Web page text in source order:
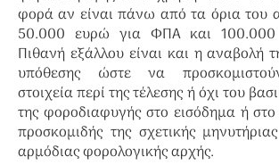
φορά αν είναι πάνω από τα όρια του
50.000 ευρώ για ΦΠΑ και 100.000
Πιθανή εξάλλου είναι και η αναβολή
υπόθεσης ώστε να
στοιχεία περί της τέλεσης ή όχι του
της φοροδιαφυγής στο εισόδημα ή
προσκομιδής της σχετικής
αρμόδιας φορολογικής αρχής.